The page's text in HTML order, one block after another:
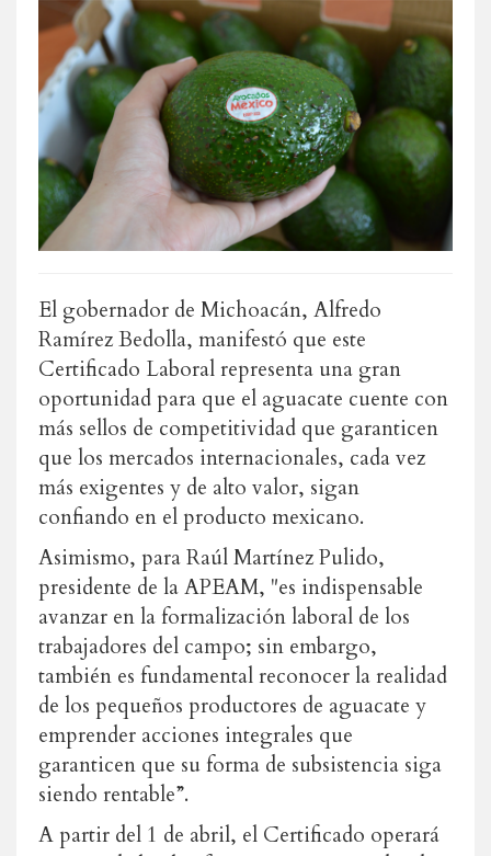
El gobernador de Michoacán, Alfredo
Ramírez Bedolla, manifestó que este
Certificado Laboral representa una gran
oportunidad para que el aguacate cuente con
más sellos de competitividad que garanticen
que los mercados internacionales, cada vez
más exigentes y de alto valor, sigan
confiando en el producto mexicano.
Asimismo, para Raúl Martínez Pulido,
presidente de la APEAM, "es indispensable
avanzar en la formalización laboral de los
trabajadores del campo; sin embargo,
también es fundamental reconocer la realidad
de los pequeños productores de aguacate y
emprender acciones integrales que
garanticen que su forma de subsistencia siga
siendo rentable”.
A partir del 1 de abril, el Certificado operará